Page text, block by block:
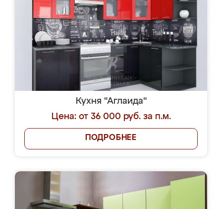
Кухня "Аглаида"
Цена: от 36 000 руб. за п.м.
ПОДРОБНЕЕ